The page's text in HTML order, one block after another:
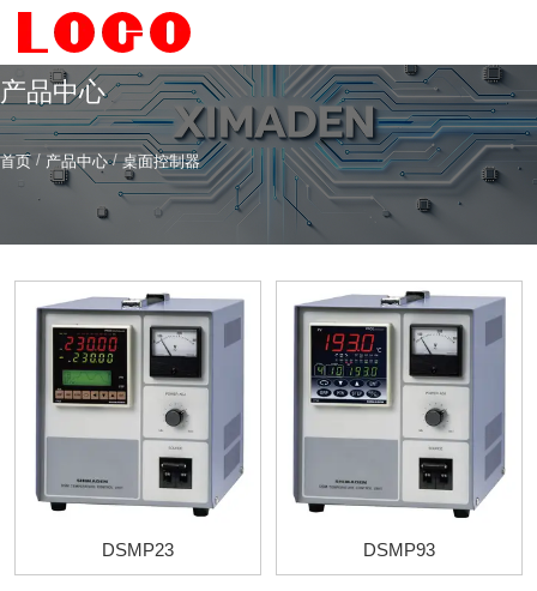
希曼顿科技专注研发 与制造
全系列工业级交流固态继电器（SSR）、一体化电力调整
器
服务热线
4006-186-396
产品中心
首页 / 产品中心 /桌面控制器
DSMP23 DSMP93